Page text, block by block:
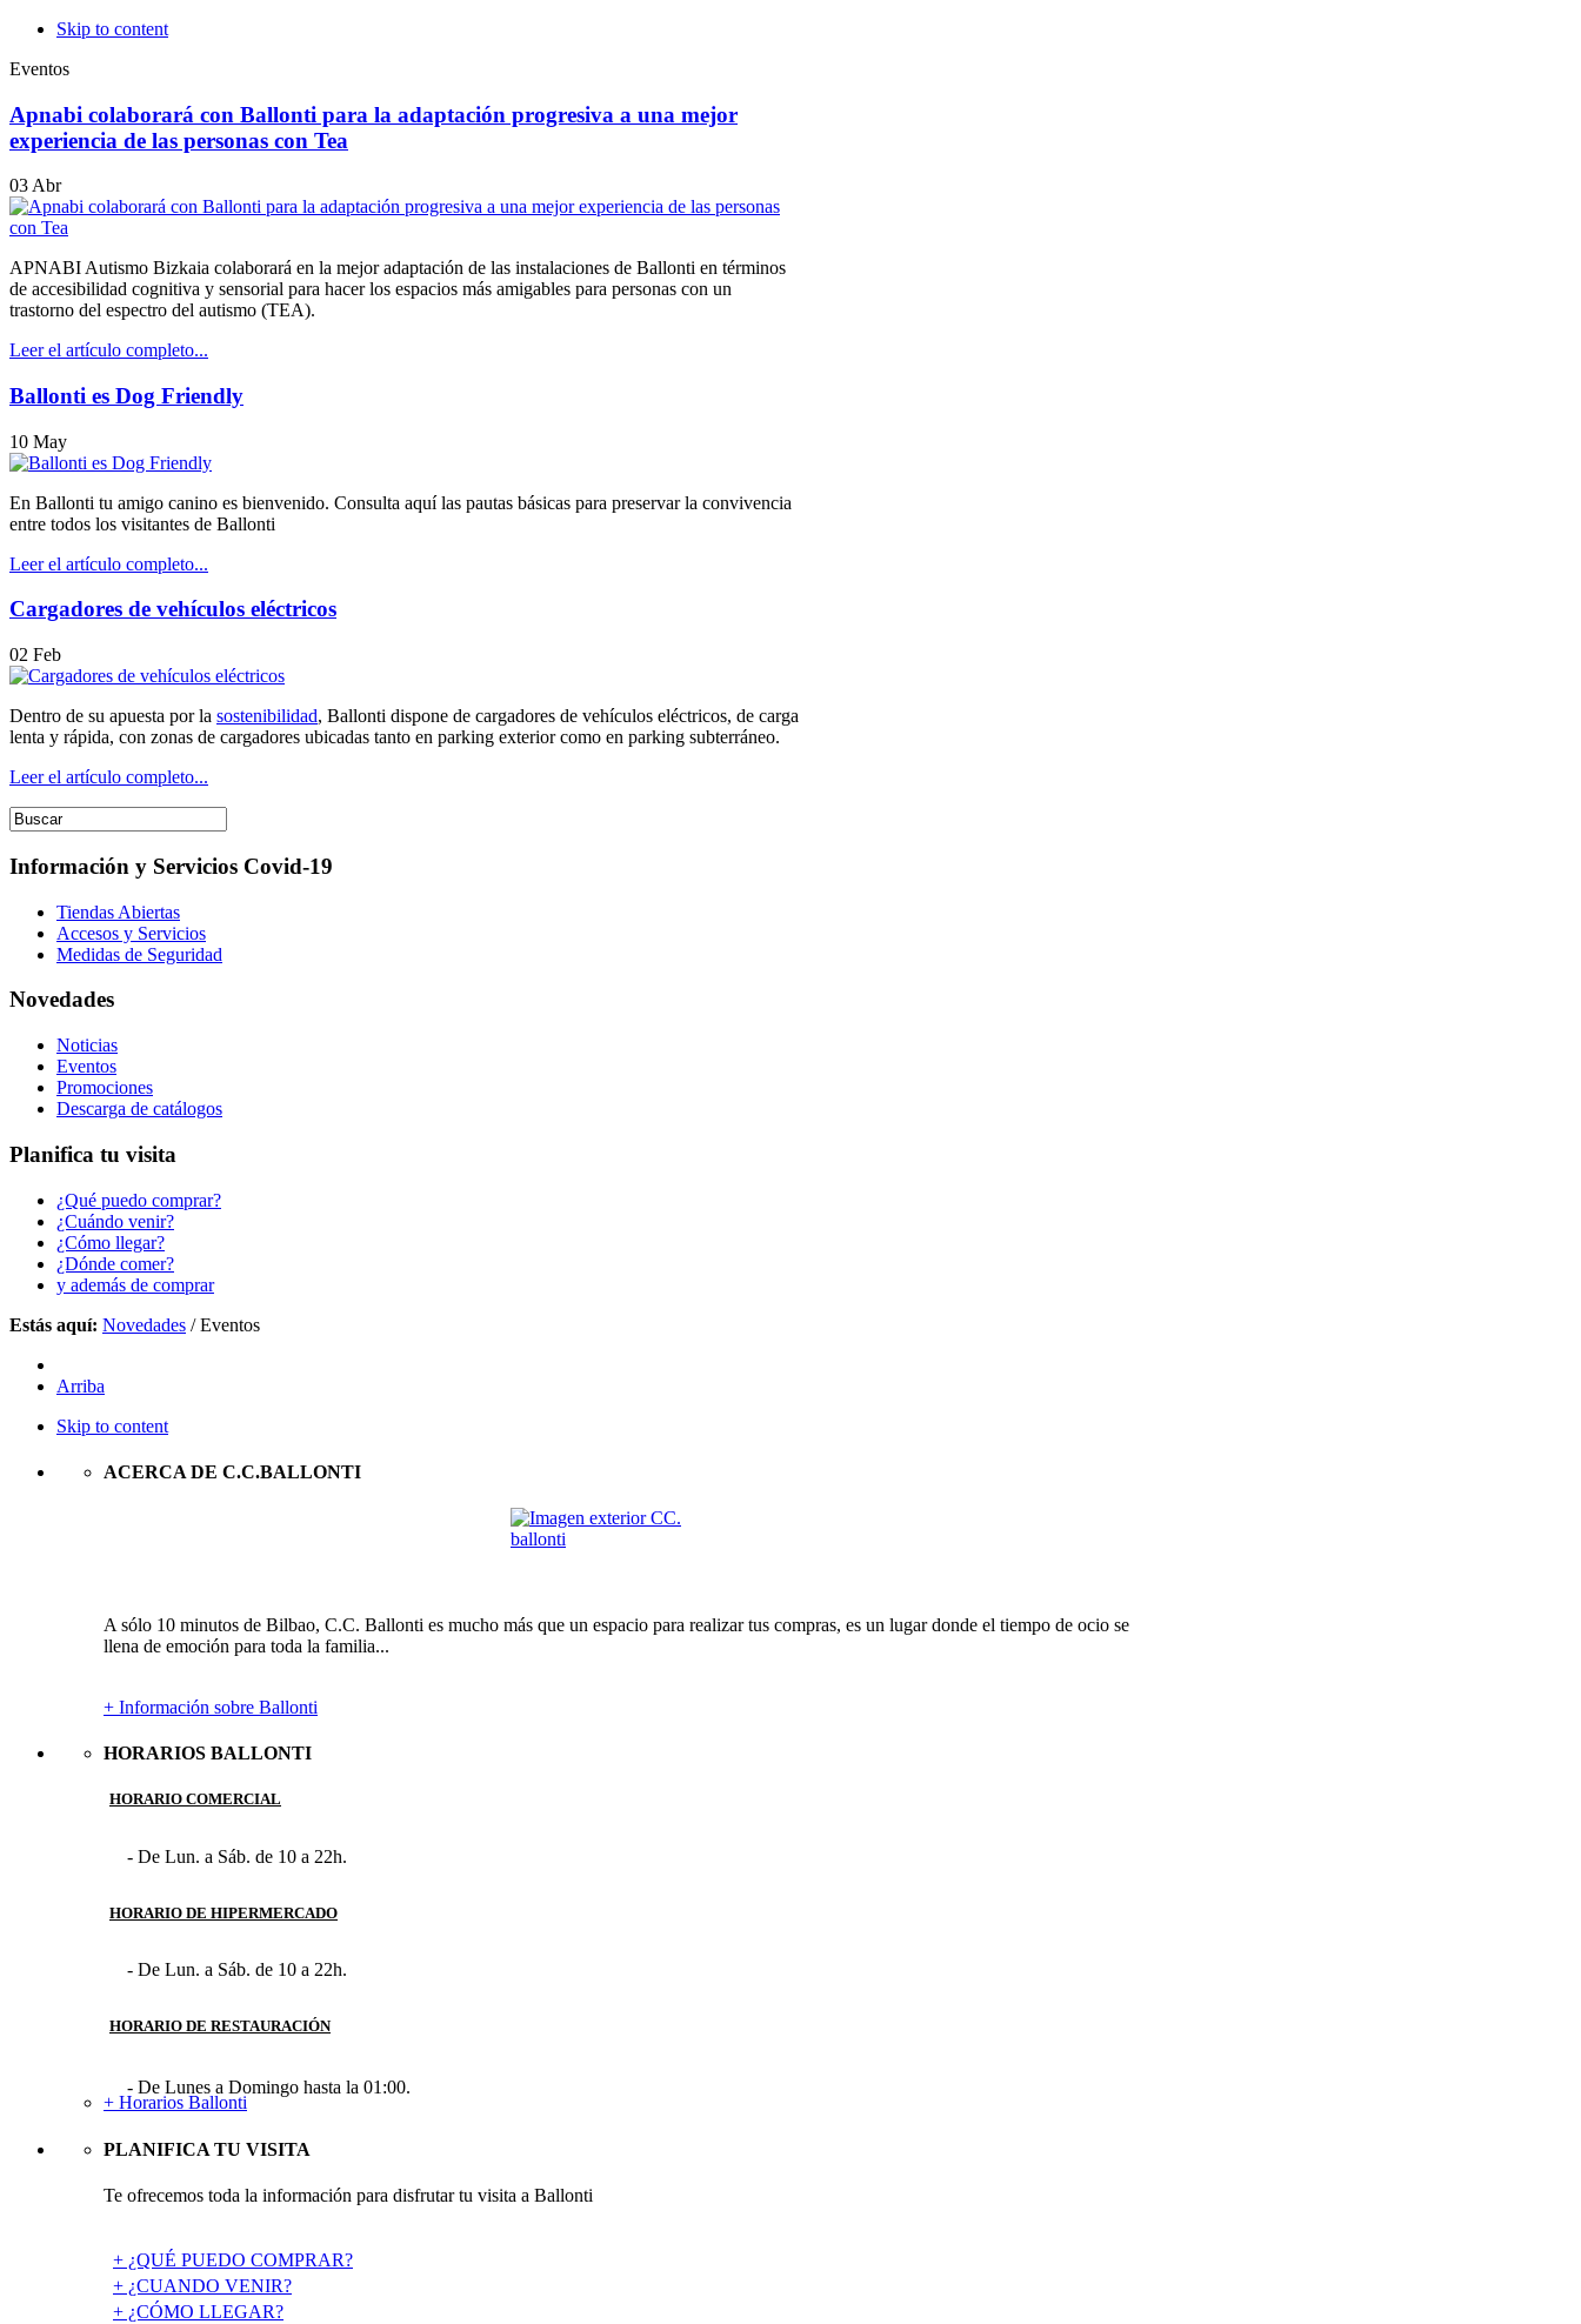
Skip to content
Eventos
Apnabi colaborará con Ballonti para la adaptación progresiva a una mejor
experiencia de las personas con Tea
03 Abr
APNABI Autismo Bizkaia colaborará en la mejor adaptación de las instalaciones de Ballonti en términos
de accesibilidad cognitiva y sensorial para hacer los espacios más amigables para personas con un
trastorno del espectro del autismo (TEA).
Leer el artículo completo...
Ballonti es Dog Friendly
10 May
En Ballonti tu amigo canino es bienvenido. Consulta aquí las pautas básicas para preservar la convivencia
entre todos los visitantes de Ballonti
Leer el artículo completo...
Cargadores de vehículos eléctricos
02 Feb
Dentro de su apuesta por la sostenibilidad, Ballonti dispone de cargadores de vehículos eléctricos, de carga
lenta y rápida, con zonas de cargadores ubicadas tanto en parking exterior como en parking subterráneo.
Leer el artículo completo...
Información y Servicios Covid-19
Tiendas Abiertas
Accesos y Servicios
Medidas de Seguridad
Novedades
Noticias
Eventos
Promociones
Descarga de catálogos
Planifica tu visita
¿Qué puedo comprar?
¿Cuándo venir?
¿Cómo llegar?
¿Dónde comer?
y además de comprar
Estás aquí: Novedades /Eventos
Arriba
Skip to content
ACERCA DE C.C.BALLONTI
A sólo 10 minutos de Bilbao, C.C. Ballonti es mucho más que un espacio para realizar tus compras, es un lugar donde el tiempo de ocio se
llena de emoción para toda la familia...
+ Información sobre Ballonti
HORARIOS BALLONTI
HORARIO COMERCIAL
- De Lun. a Sáb. de 10 a 22h.
HORARIO DE HIPERMERCADO
- De Lun. a Sáb. de 10 a 22h.
HORARIO DE RESTAURACIÓN
- De Lunes a Domingo hasta la 01:00.
+ Horarios Ballonti
PLANIFICA TU VISITA
Te ofrecemos toda la información para disfrutar tu visita a Ballonti
+ ¿QUÉ PUEDO COMPRAR?
+ ¿CUANDO VENIR?
+ ¿CÓMO LLEGAR?